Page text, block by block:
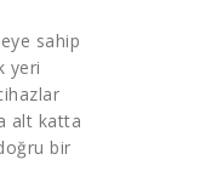
sahip
yeri
alt katta
bir